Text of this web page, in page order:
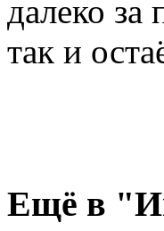
далеко за
так и
Ещё в